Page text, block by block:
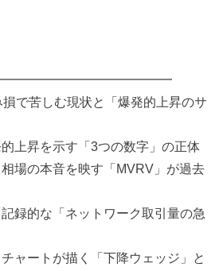
で苦しむ現状と「爆発的上昇のサ
上昇を示す「3つの数字」の正体
場の本音を映す「MVRV」が過去
録的な「ネットワーク取引量の急
ャートが描く「下降ウェッジ」と